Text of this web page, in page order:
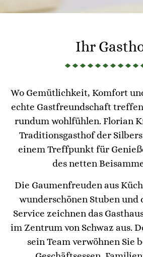
Ihr
Wo Gemütlichkeit, Komfort
echte Gastfreundschaft
rundum wohlfühlen. Florian
Traditionsgasthof der
einem Treffpunkt für
des netten
Die Gaumenfreuden aus
wunderschönen Stuben und
Service zeichnen das
im Zentrum von Schwaz aus.
sein Team verwöhnen Sie